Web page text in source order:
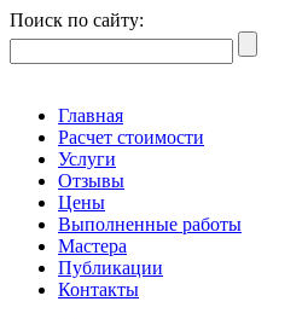
Поиск по сайту:
Главная
Расчет стоимости
Услуги
Отзывы
Цены
Выполненные работы
Мастера
Публикации
Контакты